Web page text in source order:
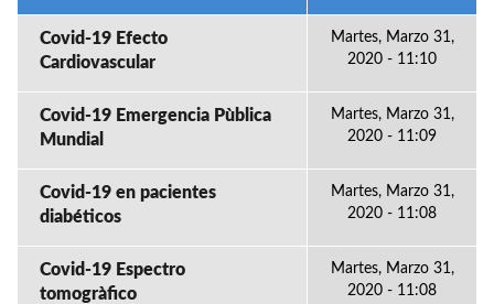
Covid-19 Efecto
Cardiovascular
Martes, Marzo 31,
2020 - 11:10
Covid-19 Emergencia Pùblica
Mundial
Martes, Marzo 31,
2020 - 11:09
Covid-19 en pacientes
diabéticos
Martes, Marzo 31,
2020 - 11:08
Covid-19 Espectro
tomogràfico
Martes, Marzo 31,
2020 - 11:08